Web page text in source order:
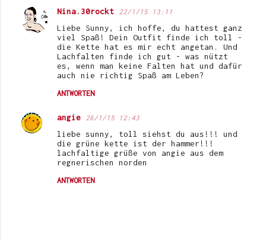
Nina.30rockt 22/1/15 13:11
Liebe Sunny, ich hoffe, du hattest ganz
viel Spaß! Dein Outfit finde ich toll -
die Kette hat es mir echt angetan. Und
Lachfalten finde ich gut - was nützt
es, wenn man keine Falten hat und dafür
auch nie richtig Spaß am Leben?
ANTWORTEN
angie 26/1/15 12:43
liebe sunny, toll siehst du aus!!! und
die grüne kette ist der hammer!!!
lachfaltige grüße von angie aus dem
regnerischen norden
ANTWORTEN